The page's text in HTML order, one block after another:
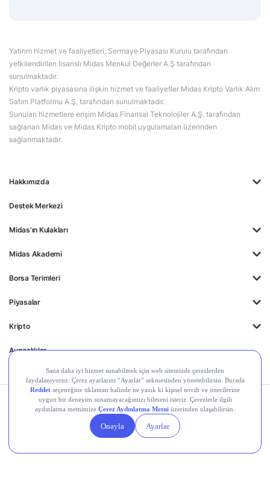
Hakkımızda
Destek Merkezi
Midas'ın Kulakları
Midas Akademi
Borsa Terimleri
Piyasalar
Kripto
Ayrıcalıklar
Yatırım hizmet ve faaliyetleri, Sermaye Piyasası Kurulu tarafından
yetkilendirilen lisanslı Midas Menkul Değerler A.Ş tarafından
sunulmaktadır.
Kripto varlık piyasasına ilişkin hizmet ve faaliyetler Midas Kripto Varlık Alım
Satım Platformu A.Ş. tarafından sunulmaktadır.
Sunulan hizmetlere erişim Midas Finansal Teknolojiler A.Ş. tarafından
sağlanan Midas ve Midas Kripto mobil uygulamaları üzerinden
sağlanmaktadır.
© 2026 Midas Finansal Teknolojiler A.Ş. Tüm hakları saklıdır.
Kişisel Verilerin
Gizlilik
Politikası
Yasal
Duyurular
Çerez